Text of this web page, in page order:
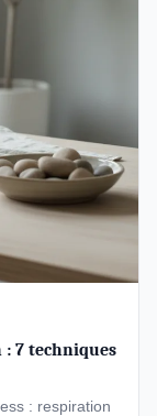
: 7 techniques
: respiration